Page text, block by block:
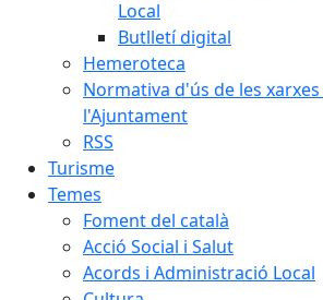
Local
Butlletí digital
Hemeroteca
Normativa d'ús de les
l'Ajuntament
RSS
Turisme
Temes
Foment del català
Acció Social i Salut
Acords i Administració Local